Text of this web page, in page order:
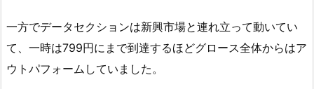
一方でデータセクションは新興市場と連れ立って動いてい
て、一時は799円にまで到達するほどグロース全体からはア
ウトパフォームしていました。